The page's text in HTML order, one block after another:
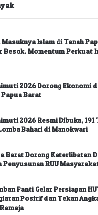
Islam di Tanah
Besok, Momentum Perkuat
2026 Dorong Ekonomi
Barat
2026 Resmi Dibuka, 191
Bahari di Manokwari
Barat Dorong Keterlibatan
Penyusunan RUU
Panti Gelar Persiapan
Positif dan Tekan